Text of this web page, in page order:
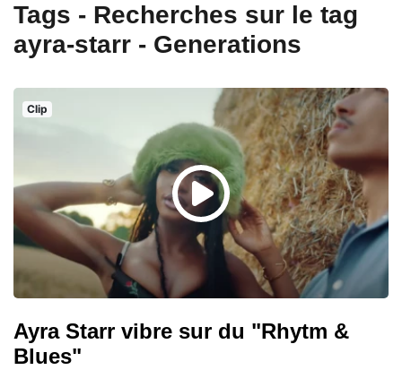
Tags - Recherches sur le tag
ayra-starr - Generations
Clip
Ayra Starr vibre sur du "Rhytm &
Blues"